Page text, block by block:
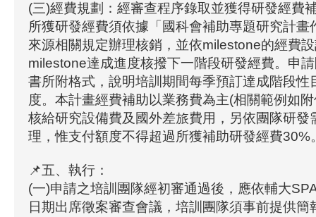
(三)經費規劃：經審查程序錄取並獲得研發經費
所獲研發經費須依據「國科會補助專題研究計畫
來源相關規定辦理核銷，並依milestone的經費
milestone達成進度核撥下一階段研發經費。申
書所附格式，說明培訓期間每季預訂達成階段性
度。本計畫經費補助以業務費為主(相關範例如
核給研究設備費及國外差旅費用，另依團隊研發
理，惟支付額度不得超過所獲補助研發經費30%
📌五、執行：
(一)申請之培訓團隊經初審通過後，應依輔大
日期出席徵案審查會議，培訓團隊須事前提供簡